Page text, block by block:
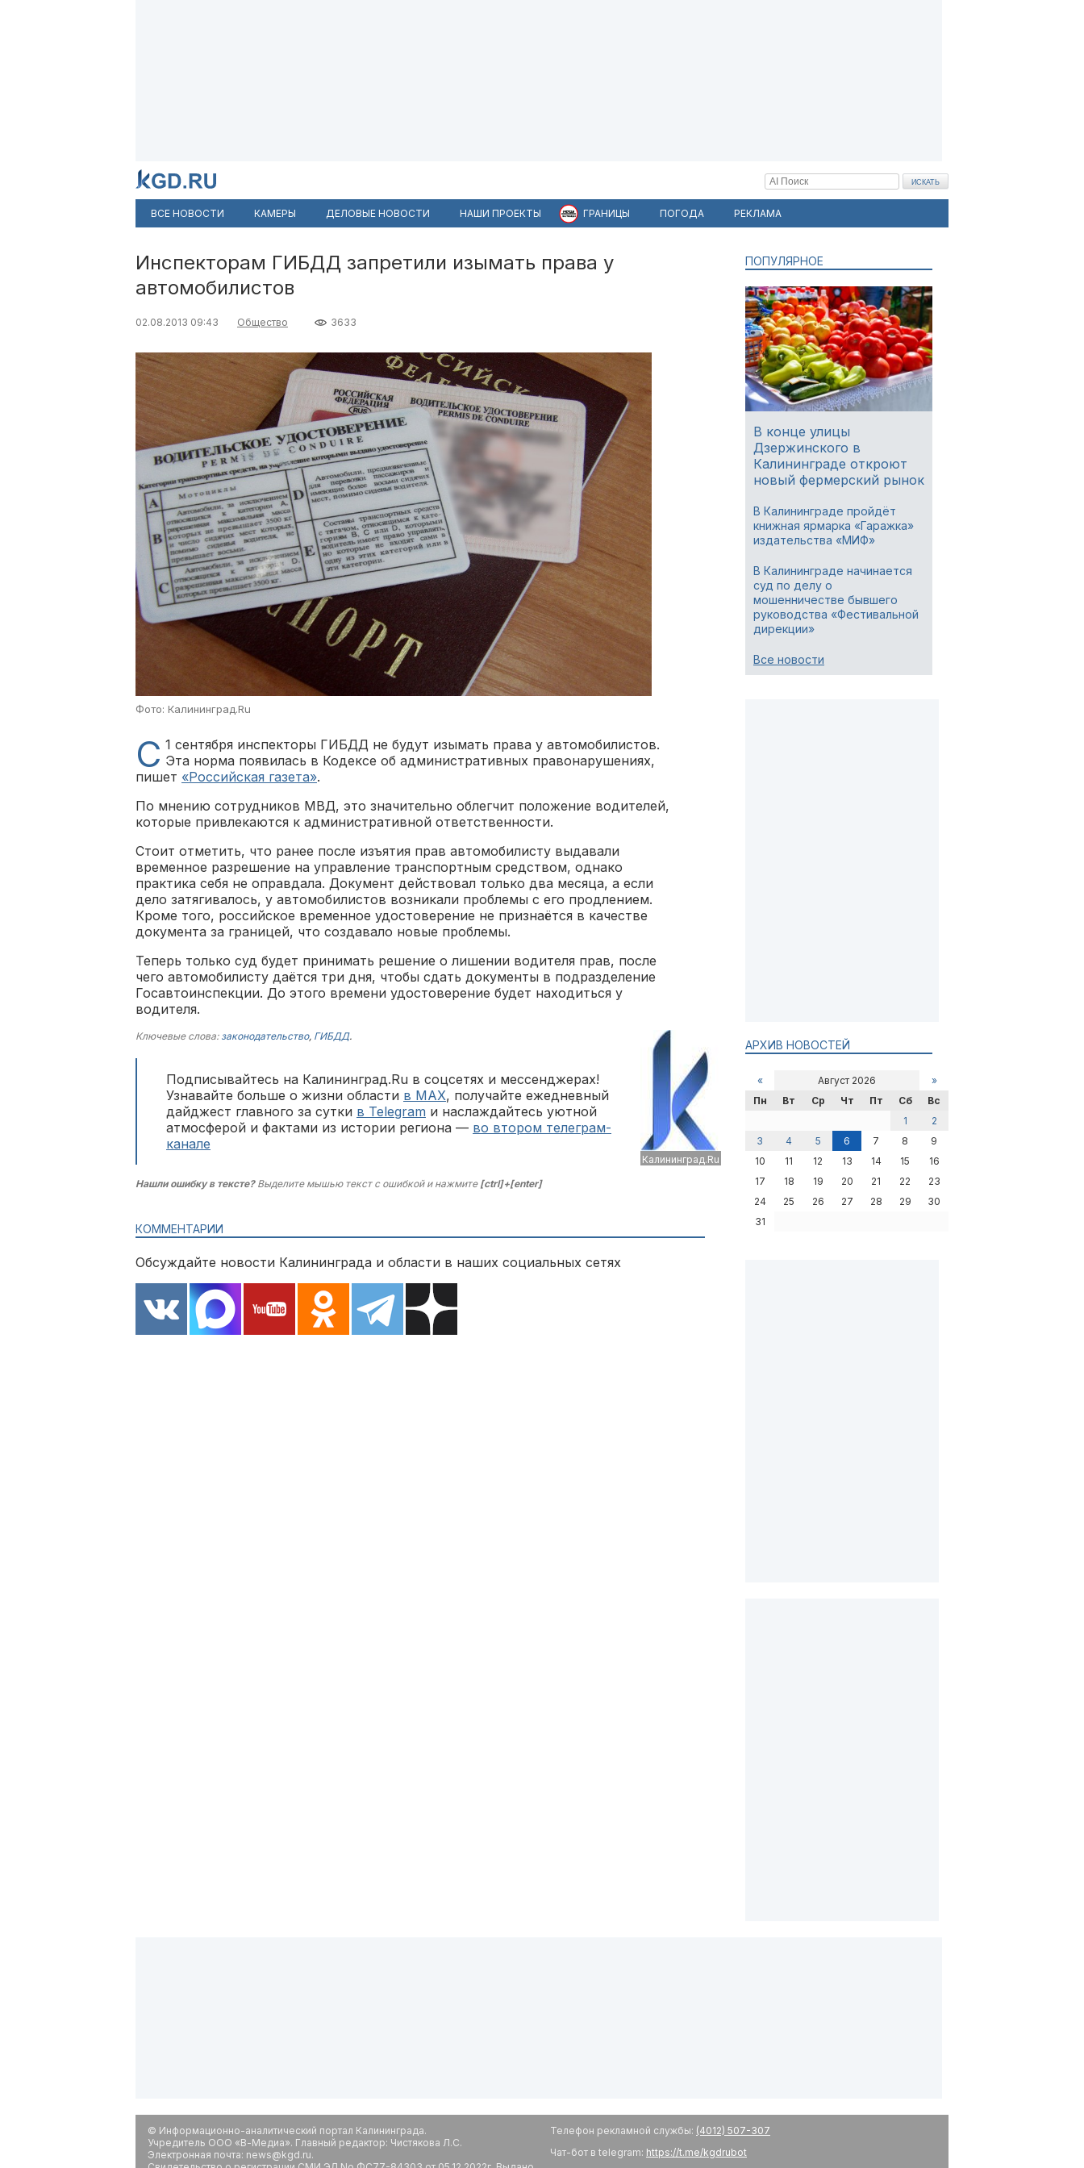
ВСЕ НОВОСТИ КАМЕРЫ ДЕЛОВЫЕ НОВОСТИ НАШИ ПРОЕКТЫ ГРАНИЦЫ ПОГОДА РЕКЛАМА
Инспекторам ГИБДД запретили изымать права у
автомобилистов
02.08.2013 09:43 Общество 3633
Фото: Калининград.Ru
С 1 сентября инспекторы ГИБДД не будут изымать права у автомобилистов.
Эта норма появилась в Кодексе об административных правонарушениях,
пишет «Российская газета».
По мнению сотрудников МВД, это значительно облегчит положение водителей,
которые привлекаются к административной ответственности.
Стоит отметить, что ранее после изъятия прав автомобилисту выдавали
временное разрешение на управление транспортным средством, однако
практика себя не оправдала. Документ действовал только два месяца, а если
дело затягивалось, у автомобилистов возникали проблемы с его продлением.
Кроме того, российское временное удостоверение не признаётся в качестве
документа за границей, что создавало новые проблемы.
Теперь только суд будет принимать решение о лишении водителя прав, после
чего автомобилисту даётся три дня, чтобы сдать документы в подразделение
Госавтоинспекции. До этого времени удостоверение будет находиться у
водителя.
Калининград.Ru
Ключевые слова: законодательство, ГИБДД.
Подписывайтесь на Калининград.Ru в соцсетях и мессенджерах!
Узнавайте больше о жизни области в MAX, получайте ежедневный
дайджест главного за сутки в Telegram и наслаждайтесь уютной
атмосферой и фактами из истории региона — во втором телеграм-
канале
Нашли ошибку в тексте?Выделите мышью текст с ошибкой и нажмите [ctrl]+[enter]
КОММЕНТАРИИ
Обсуждайте новости Калининграда и области в наших социальных сетях
ПОПУЛЯРНОЕ
В конце улицы
Дзержинского в
Калининграде откроют
новый фермерский рынок
В Калининграде пройдёт
книжная ярмарка «Гаражка»
издательства «МИФ»
В Калининграде начинается
суд по делу о
мошенничестве бывшего
руководства «Фестивальной
дирекции»
Все новости
АРХИВ НОВОСТЕЙ
« Август 2026
»
Пн
Вт Ср Чт Пт Сб
Вс
1
2
3
4 5 6 7 8
9
10
11 12 13 14 15
16
17
18 19 20 21 22
23
24
25 26 27 28 29
30
31
© Информационно-аналитический портал Калининграда.
Учредитель ООО «В-Медиа». Главный редактор: Чистякова Л.С.
Электронная почта: news@kgd.ru.
Телефон рекламной службы: (4012) 507-307
Чат-бот в telegram: https://t.me/kgdrubot